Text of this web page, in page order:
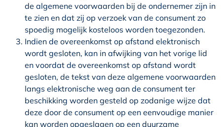
de algemene voorwaarden bij de ondernemer zijn in
te zien en dat zij op verzoek van de consument zo
spoedig mogelijk kosteloos worden toegezonden.
Indien de overeenkomst op afstand elektronisch
wordt gesloten, kan in afwijking van het vorige lid
en voordat de overeenkomst op afstand wordt
gesloten, de tekst van deze algemene voorwaarden
langs elektronische weg aan de consument ter
beschikking worden gesteld op zodanige wijze dat
deze door de consument op een eenvoudige manier
kan worden opgeslagen op een duurzame